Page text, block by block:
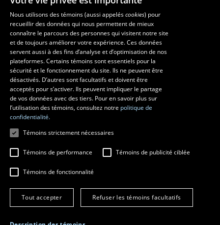
La Faculté et ses écoles
Faculté d’aménagement, d’architecture, d’art et de design
École d’art
École supérieure d’aménagement du territoire et de développement
régional
École d’architecture
École de design
© 2026 Université Laval
Tous droits réservés
Conditions générales d'utilisation
Fraude en ligne
Nous utilisons des témoins (aussi appeléscookies) pour
recueillir des données qui nous permettent de mieux
connaître le parcours des personnes qui visitent notre site
et de toujours améliorer votre expérience. Ces données
servent aussi à des fins d’analyse et d’optimisation de nos
plateformes. Certains témoins sont essentiels pour la
sécurité et le fonctionnement du site. Ils ne peuvent être
désactivés. D’autres sont facultatifs et doivent être
acceptés pour s’activer. Ils peuvent impliquer le partage
de vos données avec des tiers. Pour en savoir plus sur
l’utilisation des témoins, consultez notre politique de
confidentialité.
Témoins strictement nécessaires
Témoins de performance Témoins de publicité ciblée
Témoins de fonctionnalité
Tout accepter Refuser les témoins facultatifs